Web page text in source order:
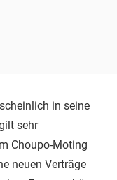
in seine
sehr
Choupo-Moting
neuen Verträge